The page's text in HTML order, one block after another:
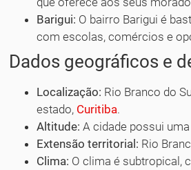
Barigui: O bairro Barigui é
com escolas, comércios e
Dados geográficos e
Localização: Rio Branco do
estado, Curitiba.
Altitude: A cidade possui
Extensão territorial: Rio
Clima: O clima é subtropical,